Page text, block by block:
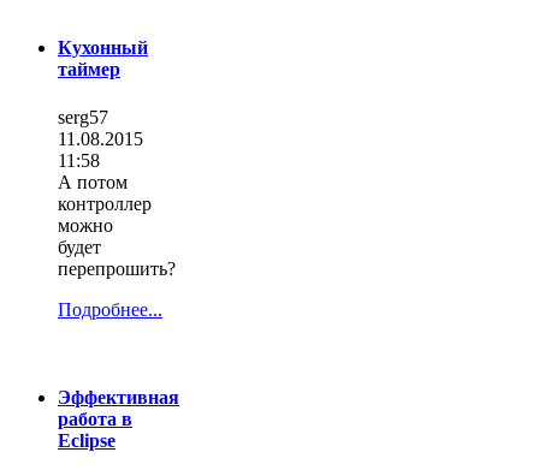
Кухонный
таймер
serg57
11.08.2015
11:58
А потом
контроллер
можно
будет
перепрошить?
Подробнее...
Эффективная
работа в
Eclipse